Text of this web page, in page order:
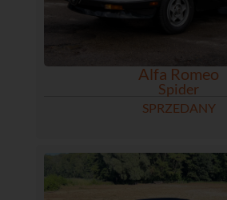
Alfa Romeo
Spider
SPRZEDANY